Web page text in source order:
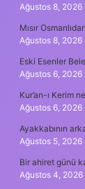
Ağustos 8, 2026
Mısır
Ağustos 8, 2026
Eski Esenler
Ağustos 6, 2026
Kur’an-ı Kerim
Ağustos 6, 2026
Ayakkabının
Ağustos 5, 2026
Bir ahiret günü
Ağustos 4, 2026